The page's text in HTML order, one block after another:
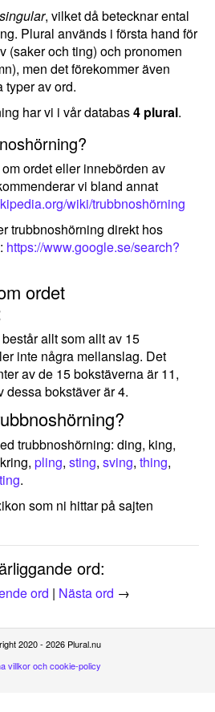
singular, vilket då betecknar ental
Plural används i första hand för
(saker och ting) och pronomen
men det förekommer även
typer av ord.
har vi i vår databas4 plural.
ordet eller innebörden av
vi bland annat
wiki/trubbnoshörning
trubbnoshörning direkt hos
https://www.google.se/search?
ordet
allt som allt av 15
inte några mellanslag. Det
av de 15 bokstäverna är 11,
dessa bokstäver är 4.
trubbnoshörning: ding, king,
pling, sting, sving, thing,
.
som ni hittar på sajten
ord:
ord | Nästa ord →
2020 - 2026 Plural.nu
villkor och cookie-policy